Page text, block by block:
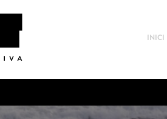
INICI